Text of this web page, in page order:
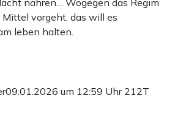
nähren… Wogegen das Regim
vorgeht, das will es
leben halten.
09.01.2026 um 12:59 Uhr 212T